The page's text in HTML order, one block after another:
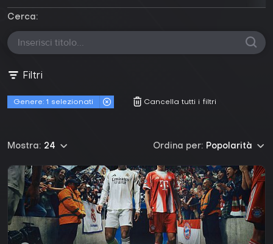
Cerca:
Filtri
Genere: 1 selezionati Cancella tutti i filtri
Ordina per: Popolarità
Mostra: 24